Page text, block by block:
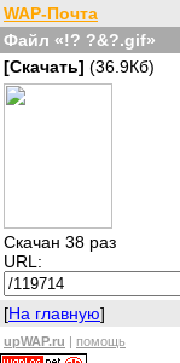
WAP-Почта
Файл «!? ?&?.gif»
[Скачать] (36.9Кб)
Скачан 38 раз
URL:
[На главную]
upWAP.ru | помощь